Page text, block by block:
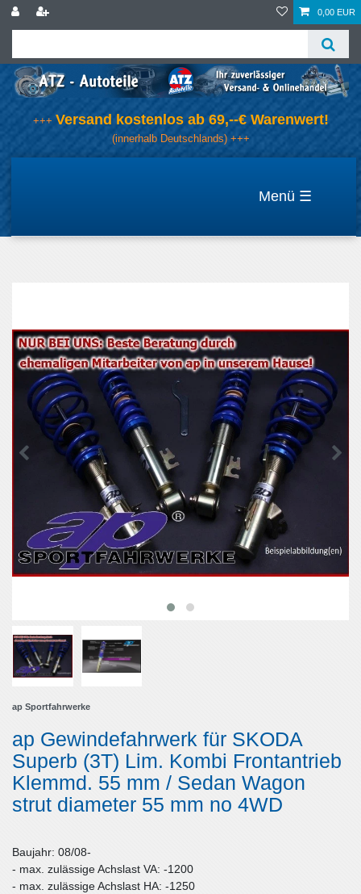
0,00 EUR
+++ Versand kostenlos ab 69,--€ Warenwert!
(innerhalb Deutschlands) +++
☰
ap Sportfahrwerke
ap Gewindefahrwerk für SKODA
Superb (3T) Lim. Kombi Frontantrieb
Klemmd. 55 mm / Sedan Wagon
strut diameter 55 mm no 4WD
Baujahr: 08/08-
- max. zulässige Achslast VA: -1200
- max. zulässige Achslast HA: -1250